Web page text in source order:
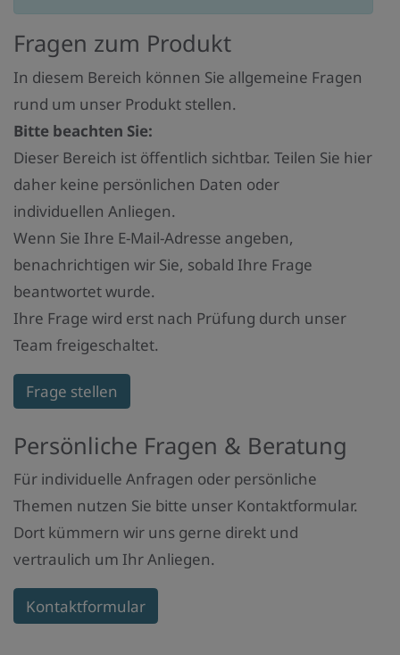
Fragen zum Produkt
In diesem Bereich können Sie allgemeine Fragen
rund um unser Produkt stellen.
Bitte beachten Sie:
Dieser Bereich ist öffentlich sichtbar. Teilen Sie hier
daher keine persönlichen Daten oder
individuellen Anliegen.
Wenn Sie Ihre E-Mail-Adresse angeben,
benachrichtigen wir Sie, sobald Ihre Frage
beantwortet wurde.
Ihre Frage wird erst nach Prüfung durch unser
Team freigeschaltet.
Frage stellen
Persönliche Fragen & Beratung
Für individuelle Anfragen oder persönliche
Themen nutzen Sie bitte unser Kontaktformular.
Dort kümmern wir uns gerne direkt und
vertraulich um Ihr Anliegen.
Kontaktformular